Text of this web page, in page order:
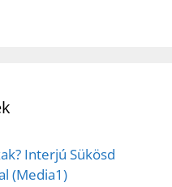
Interjú Sükösd
(Media1)